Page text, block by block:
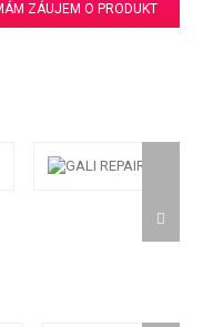
ZÁUJEM O PRODUKT